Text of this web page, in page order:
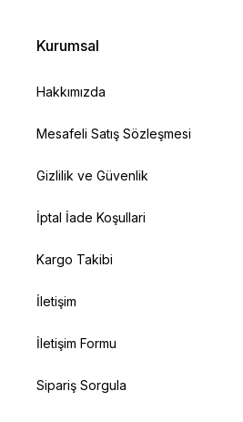
Kurumsal
Hakkımızda
Mesafeli Satış Sözleşmesi
Gizlilik ve Güvenlik
İptal İade Koşullari
Kargo Takibi
İletişim
İletişim Formu
Sipariş Sorgula